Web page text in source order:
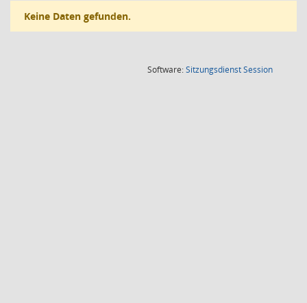
Keine Daten gefunden.
Software:SitzungsdienstSession(Wird in